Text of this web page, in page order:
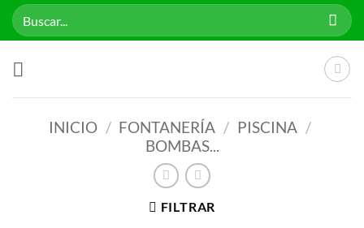
Saltar
Buscar
por:
INICIO / FONTANERÍA / PISCINA /
BOMBAS...
FILTRAR